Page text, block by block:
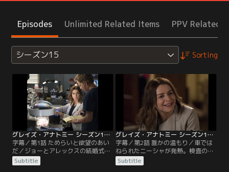
Episodes Unlimited Related Items PPV Related
シーズン15 Sorting
グレイズ・アナトミー シーズン15 第01話／字幕
字幕／第1話 ためらいと欲望のあい
だ／ジョーとアレックスの結婚式の
翌日。ジャクソンとマギーは出勤途
中に暴走する車に危うくはねられそ
Subtitle
グレイズ・アナトミー シーズン15 第02話／字幕
字幕／第2話 誰かの温もり／車では
ねられたニーシャが発熱。検査の結
果、ニーシャは壊死性筋膜炎で危険
な状態と判明するが、ジャクソンは
Subtitle